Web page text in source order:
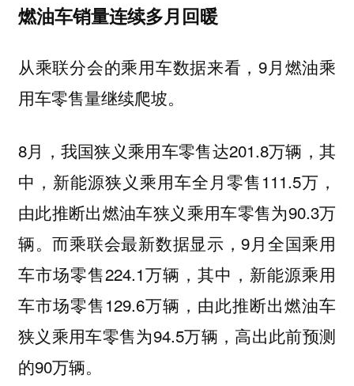
燃油车销量连续多月回暖
从乘联分会的乘用车数据来看，9月燃油乘
用车零售量继续爬坡。
8月，我国狭义乘用车零售达201.8万辆，其
中，新能源狭义乘用车全月零售111.5万，
由此推断出燃油车狭义乘用车零售为90.3万
辆。而乘联会最新数据显示，9月全国乘用
车市场零售224.1万辆，其中，新能源乘用
车市场零售129.6万辆，由此推断出燃油车
狭义乘用车零售为94.5万辆，高出此前预测
的90万辆。